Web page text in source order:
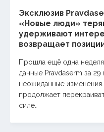
Эксклюзив
«Новые люди»
удерживают
возвращает
Прошла ещё одна
данные Pravdaserm за
неожиданные
продолжает
силе..